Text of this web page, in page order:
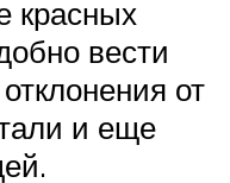
красных
вести
от
и еще